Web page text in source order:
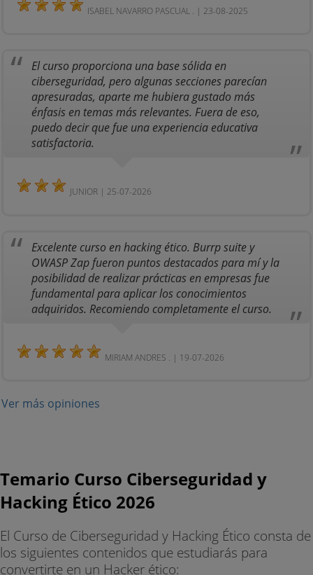
ISABEL NAVARRO PASCUAL . | 23-08-2025
El curso proporciona una base sólida en
ciberseguridad, pero algunas secciones parecían
apresuradas, aparte me hubiera gustado más
énfasis en temas más relevantes. Fuera de eso,
puedo decir que fue una experiencia educativa
satisfactoria.
JUNIOR | 25-07-2026
Excelente curso en hacking ético. Burrp suite y
OWASP Zap fueron puntos destacados para mí y la
posibilidad de realizar prácticas en empresas fue
fundamental para aplicar los conocimientos
adquiridos. Recomiendo completamente el curso.
MIRIAM ANDRES . | 19-07-2026
Ver más opiniones
Temario Curso Ciberseguridad y
Hacking Ético 2026
El Curso de Ciberseguridad y Hacking Ético consta de
los siguientes contenidos que estudiarás para
convertirte en un Hacker ético: